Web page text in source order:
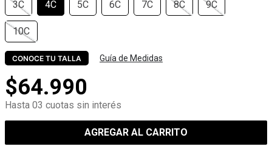
3C 4C 5C 6C 7C 8C 9C
10C
CONOCE TU TALLA Guía de Medidas
$64.990
Hasta 03 cuotas sin interés
AGREGAR AL CARRITO